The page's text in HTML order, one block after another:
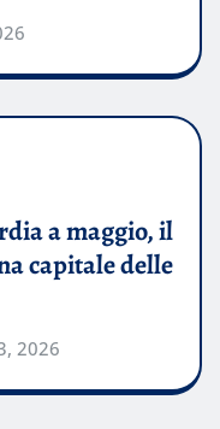
a maggio, il
capitale delle
2026